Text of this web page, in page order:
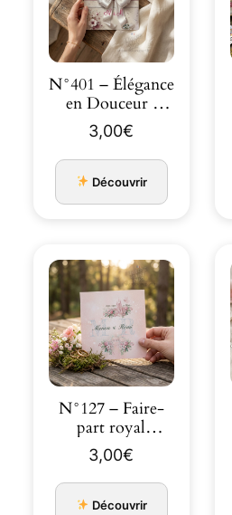
N°401 – Élégance
en Douceur :
Faire-part avec
No…
3,00€
Découvrir
N°127 – Faire-
part royal
magique fleuri
conte de…
3,00€
Découvrir